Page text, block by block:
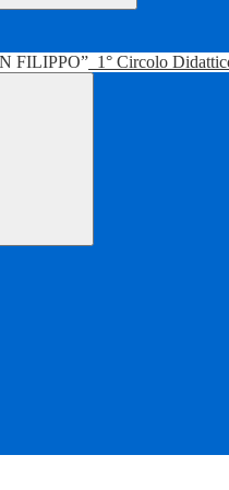
1° Circolo